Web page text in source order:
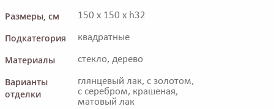
Размеры, см
150 x 150 x h32
Подкатегория квадратные
Материалы стекло, дерево
Варианты
отделки
глянцевый лак, с золотом,
с серебром, крашеная,
матовый лак